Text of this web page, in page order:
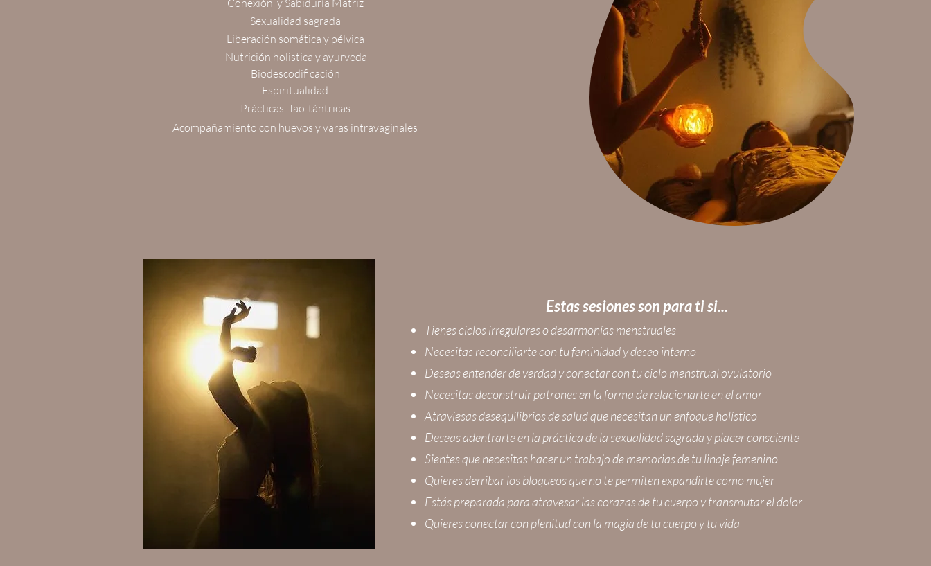
Conexión y Sabiduría Matriz
Sexualidad sagrada​
Liberación somática y pélvica
Nutrición holistica y ayurveda
Biodescodificación
Espiritualidad
Prácticas Tao-tántricas
Acompañamiento con huevos y varas intravaginales
Estas sesiones son para ti si...
Tienes ciclos irregulares o desarmonías menstruales
Necesitas reconciliarte con tu feminidad y deseo interno
Deseas entender de verdad y conectar con tu ciclo menstrual ovulatorio
Necesitas deconstruir patrones en la forma de relacionarte en el amor
Atraviesas desequilibrios de salud que necesitan un enfoque holístico
Deseas adentrarte en la práctica de la sexualidad sagrada y placer consciente
Sientes que necesitas hacer un trabajo de memorias de tu linaje femenino
Quieres derribar los bloqueos que no te permiten expandirte como mujer
Estás preparada para atravesar las corazas de tu cuerpo y transmutar el dolor
Quieres conectar con plenitud con la magia de tu cuerpo y tu vida